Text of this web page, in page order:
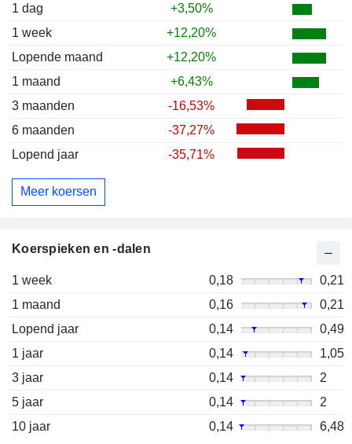
1 dag
+3,50%
1 week
+12,20%
Lopende maand
+12,20%
1 maand
+6,43%
3 maanden
-16,53%
6 maanden
-37,27%
Lopend jaar
-35,71%
Meer koersen
Koerspieken en -dalen
1 week 0,18
0,21
1 maand
0,16
0,21
Lopend jaar
0,14
0,49
1 jaar
0,14
1,05
3 jaar
0,14
2
5 jaar
0,14
2
10 jaar
0,14 6,48